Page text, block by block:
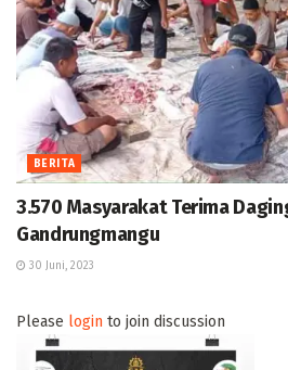
BERITA
3.570 Masyarakat Terima
Gandrungmangu
30 Juni, 2023
Please login to join discussion